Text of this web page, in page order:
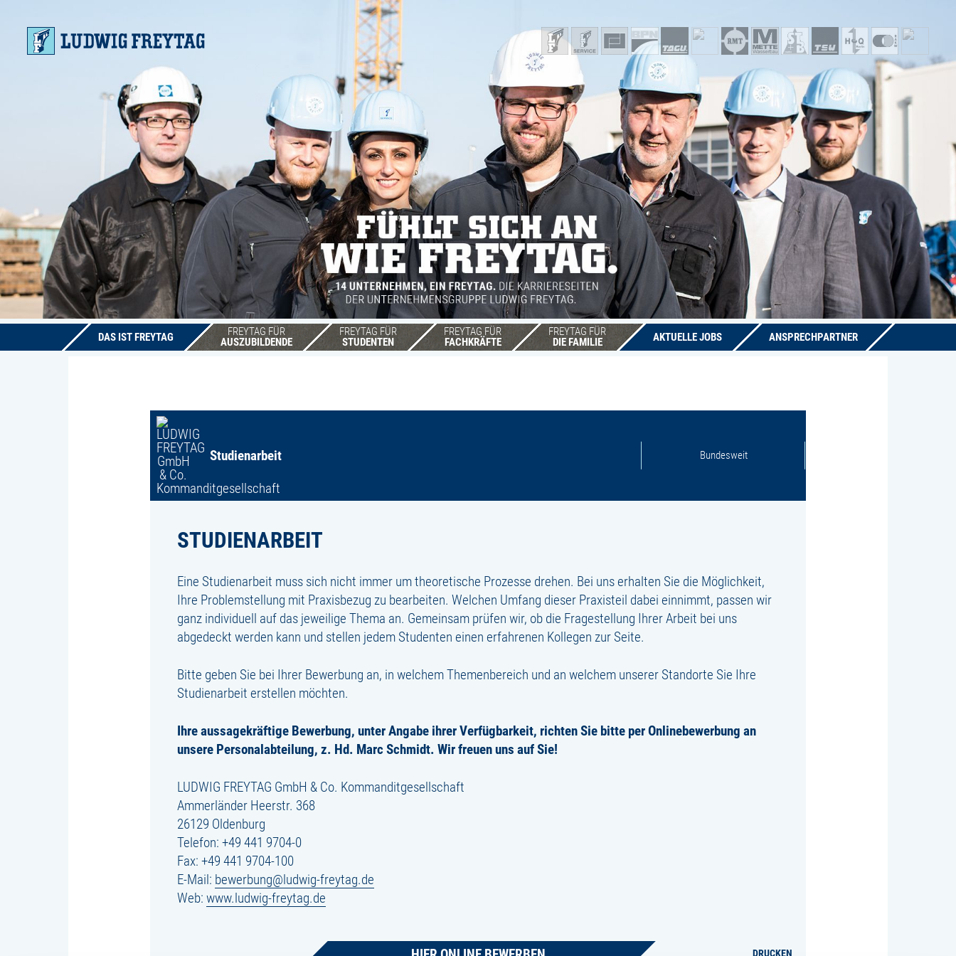
DAS IST FREYTAG
FREYTAG FÜR
AUSZUBILDENDE
FREYTAG FÜR
STUDENTEN
FREYTAG FÜR
FACHKRÄFTE
FREYTAG FÜR
DIE FAMILIE
AKTUELLE JOBS ANSPRECHPARTNER
Studienarbeit Bundesweit
STUDIENARBEIT
Eine Studienarbeit muss sich nicht immer um theoretische Prozesse drehen. Bei uns erhalten Sie die Möglichkeit,
Ihre Problemstellung mit Praxisbezug zu bearbeiten. Welchen Umfang dieser Praxisteil dabei einnimmt, passen wir
ganz individuell auf das jeweilige Thema an. Gemeinsam prüfen wir, ob die Fragestellung Ihrer Arbeit bei uns
abgedeckt werden kann und stellen jedem Studenten einen erfahrenen Kollegen zur Seite.
Bitte geben Sie bei Ihrer Bewerbung an, in welchem Themenbereich und an welchem unserer Standorte Sie Ihre
Studienarbeit erstellen möchten.
Ihre aussagekräftige Bewerbung, unter Angabe ihrer Verfügbarkeit, richten Sie bitte per Onlinebewerbung an
unsere Personalabteilung, z. Hd. Marc Schmidt. Wir freuen uns auf Sie!
LUDWIG FREYTAG GmbH & Co. Kommanditgesellschaft
Ammerländer Heerstr. 368
26129 Oldenburg
Telefon:+49 441 9704-0
Fax: +49 441 9704-100
E-Mail: bewerbung@ludwig-freytag.de
Web:www.ludwig-freytag.de
DRUCKEN